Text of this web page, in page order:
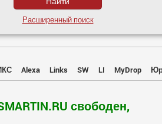
Расширенный поиск
Alexa Links SW LI MyDrop
свободен,